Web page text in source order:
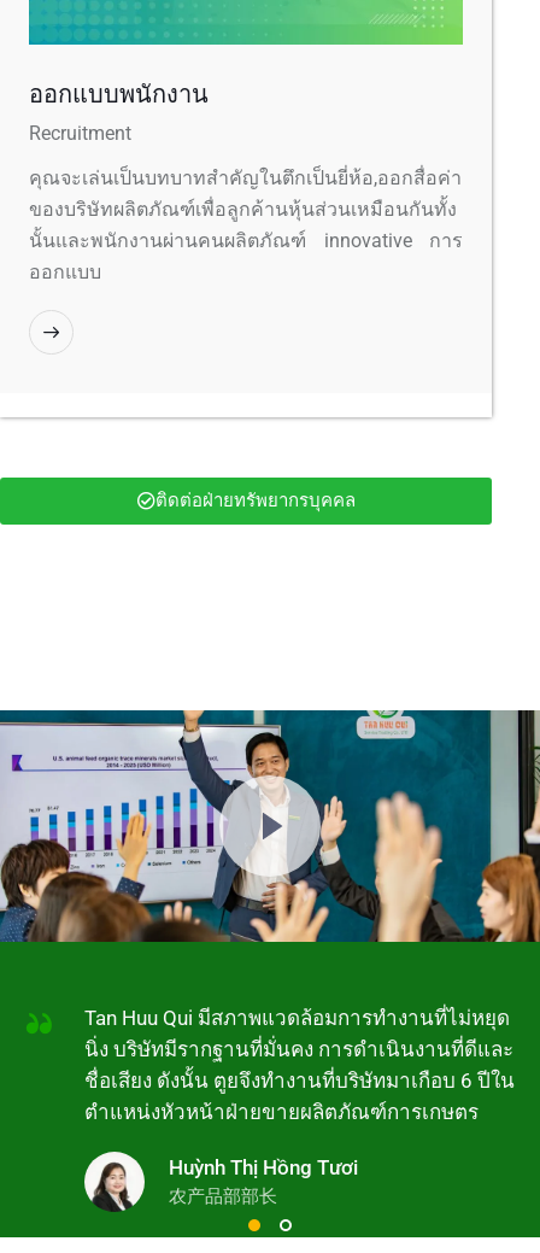
ออกแบบพนักงาน
Recruitment
คุณจะเล่นเป็นบทบาทสำคัญในตึกเป็นยี่ห้อ,ออกสื่อค่า
ของบริษัทผลิตภัณฑ์เพื่อลูกค้านหุ้นส่วนเหมือนกันทั้ง
นั้นและพนักงานผ่านคนผลิตภัณฑ์ innovative การ
ออกแบบ
ติดต่อฝ่ายทรัพยากรบุคคล
Tan Huu Qui มีสภาพแวดล้อมการทำงานที่ไม่หยุด
นิ่ง บริษัทมีรากฐานที่มั่นคง การดำเนินงานที่ดีและ
ชื่อเสียง ดังนั้น ตูยจึงทำงานที่บริษัทมาเกือบ 6 ปีใน
ตำแหน่งหัวหน้าฝ่ายขายผลิตภัณฑ์การเกษตร
Huỳnh Thị Hồng Tươi
农产品部部长